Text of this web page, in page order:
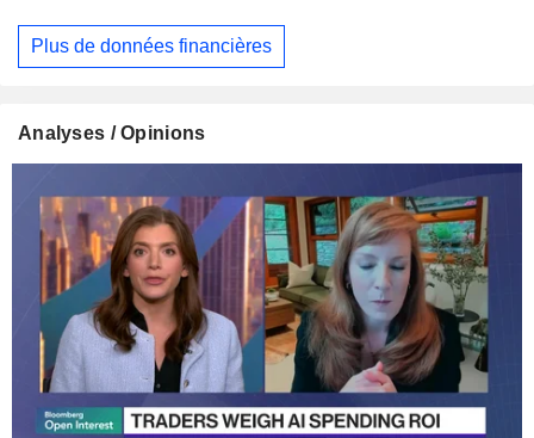
Plus de données financières
Analyses / Opinions